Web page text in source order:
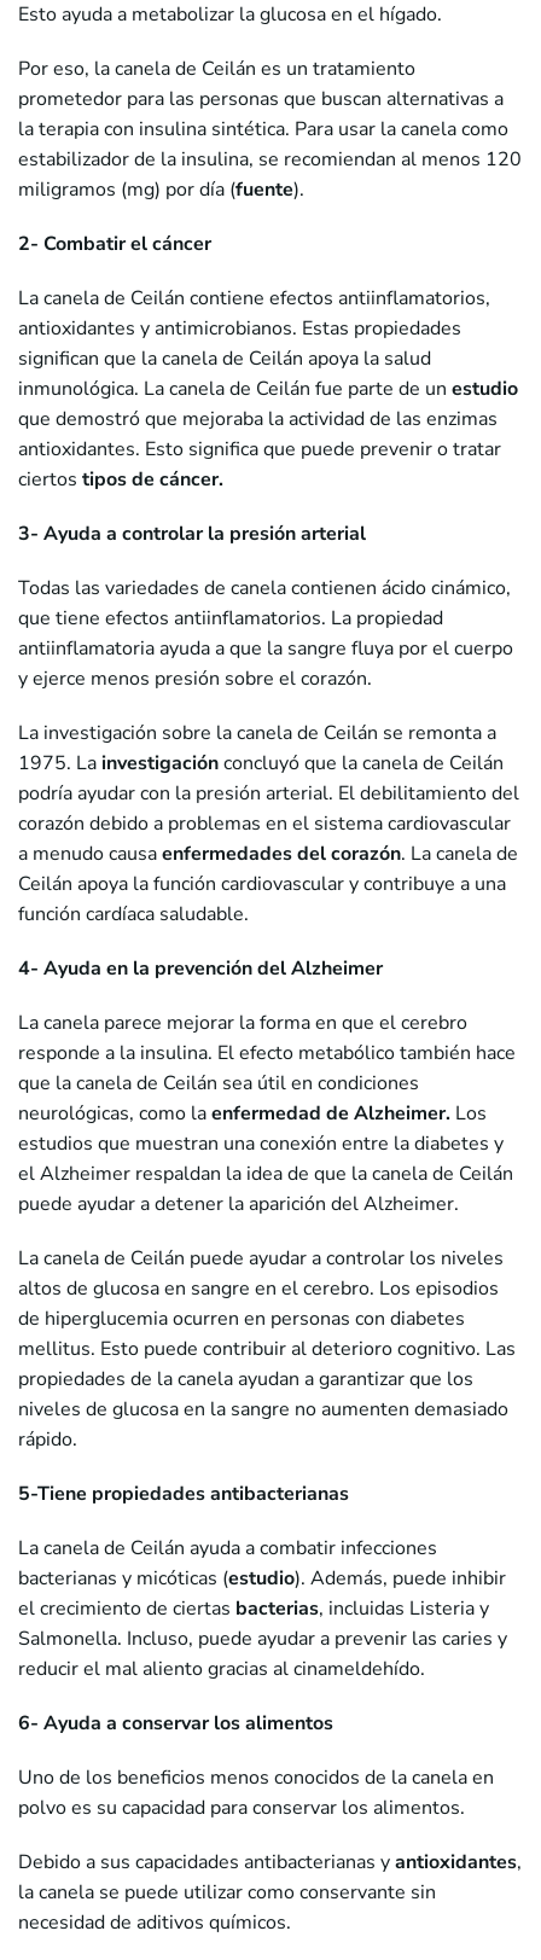
Esto ayuda a metabolizar la glucosa en el hígado.
Por eso, la canela de Ceilán es un tratamiento
prometedor para las personas que buscan alternativas a
la terapia con insulina sintética. Para usar la canela como
estabilizador de la insulina, se recomiendan al menos 120
miligramos (mg) por día (fuente).
2- Combatir el cáncer
La canela de Ceilán contiene efectos antiinflamatorios,
antioxidantes y antimicrobianos. Estas propiedades
significan que la canela de Ceilán apoya la salud
inmunológica. La canela de Ceilán fue parte de un estudio
que demostró que mejoraba la actividad de las enzimas
antioxidantes. Esto significa que puede prevenir o tratar
ciertos tipos de cáncer.
3- Ayuda a controlar la presión arterial
Todas las variedades de canela contienen ácido cinámico,
que tiene efectos antiinflamatorios. La propiedad
antiinflamatoria ayuda a que la sangre fluya por el cuerpo
y ejerce menos presión sobre el corazón.
La investigación sobre la canela de Ceilán se remonta a
1975. La investigaciónconcluyó que la canela de Ceilán
podría ayudar con la presión arterial. El debilitamiento del
corazón debido a problemas en el sistema cardiovascular
a menudo causaenfermedades del corazón. La canela de
Ceilán apoya la función cardiovascular y contribuye a una
función cardíaca saludable.
4- Ayuda en la prevención del Alzheimer
La canela parece mejorar la forma en que el cerebro
responde a la insulina. El efecto metabólico también hace
que la canela de Ceilán sea útil en condiciones
neurológicas, como laenfermedad de Alzheimer. Los
estudios que muestran una conexión entre la diabetes y
el Alzheimer respaldan la idea de que la canela de Ceilán
puede ayudar a detener la aparición del Alzheimer.
La canela de Ceilán puede ayudar a controlar los niveles
altos de glucosa en sangre en el cerebro. Los episodios
de hiperglucemia ocurren en personas con diabetes
mellitus. Esto puede contribuir al deterioro cognitivo. Las
propiedades de la canela ayudan a garantizar que los
niveles de glucosa en la sangre no aumenten demasiado
rápido.
5-Tiene propiedades antibacterianas
La canela de Ceilán ayuda a combatir infecciones
bacterianas y micóticas (estudio). Además, puede inhibir
el crecimiento de ciertas bacterias, incluidas Listeria y
Salmonella. Incluso, puede ayudar a prevenir las caries y
reducir el mal aliento gracias al cinameldehído.
6- Ayuda a conservar los alimentos
Uno de los beneficios menos conocidos de la canela en
polvo es su capacidad para conservar los alimentos.
Debido a sus capacidades antibacterianas yantioxidantes,
la canela se puede utilizar como conservante sin
necesidad de aditivos químicos.